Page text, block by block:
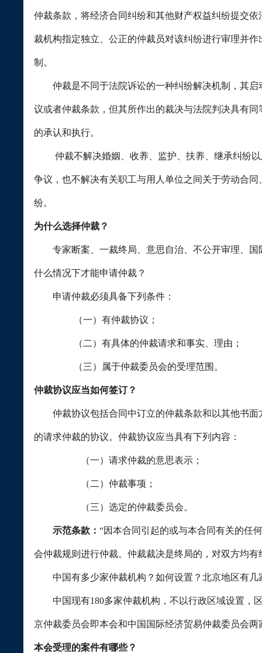
仲裁条款，将经济合同纠纷和其他财产权益纠纷提交
裁机构指定独立、公正的仲裁员对该纠纷进行审理并
制。
仲裁是不同于法院诉讼的一种纠纷解决机制，其启
议或者仲裁条款，但其所作出的裁决与法院判决具有
的承认和执行。
仲裁不解决婚姻、收养、监护、扶养、继承纠纷以
争议，也不解决有关职工与用人单位之间关于劳动合
纷。
为什么选择仲裁？
专家断案、一裁终局、意思自治、不公开审理、国
什么情况下才能申请仲裁？
申请仲裁必须具备下列条件：
（一）有仲裁协议；
（二）有具体的仲裁请求和事实、理由；
（三）属于仲裁委员会的受理范围。
仲裁协议应当如何签订？
仲裁协议包括合同中订立的仲裁条款和以其他书面
的请求仲裁的协议。仲裁协议应当具有下列内容：
（一）请求仲裁的意思表示；
（二）仲裁事项；
（三）选定的仲裁委员会。
示范条款：“因本合同引起的或与本合同有关的任
会仲裁规则进行仲裁。仲裁裁决是终局的，对双方均有
中国有多少家仲裁机构？如何设置？北京地区有几
中国现有180多家仲裁机构，不以行政区域设置，
京仲裁委员会即本会和中国国际经济贸易仲裁委员会两
本会受理的案件有哪些？